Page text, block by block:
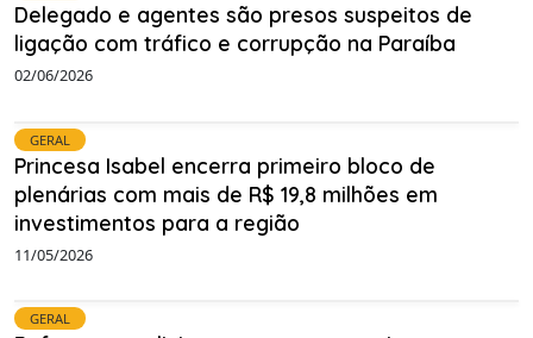
Delegado e agentes são presos suspeitos de
ligação com tráfico e corrupção na Paraíba
02/06/2026
GERAL
Princesa Isabel encerra primeiro bloco de
plenárias com mais de R$ 19,8 milhões em
investimentos para a região
11/05/2026
GERAL